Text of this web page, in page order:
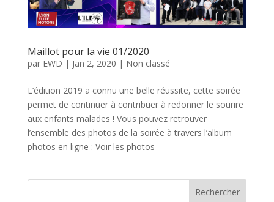
Maillot pour la vie 01/2020
par EWD | Jan 2, 2020 | Non classé
L’édition 2019 a connu une belle réussite, cette soirée
permet de continuer à contribuer à redonner le sourire
aux enfants malades ! Vous pouvez retrouver
l’ensemble des photos de la soirée à travers l’album
photos en ligne : Voir les photos
Rechercher